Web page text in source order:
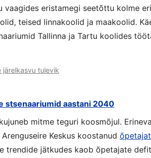
vaagides eristamegi seetõttu kolme
teised linnakoolid ja maakoolid.
Tallinna ja Tartu koolides
järelkasvu tulevik
stsenaariumid aastani 2040
mitme teguri koosmõjul.
Keskus koostanud
trendide jätkudes kaob õpetajate